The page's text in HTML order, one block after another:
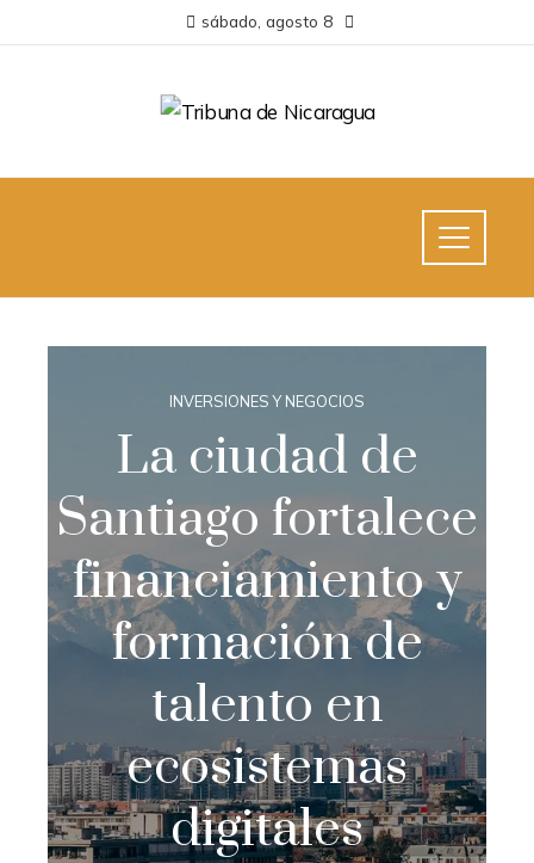
sábado, agosto 8
INVERSIONES Y NEGOCIOS
La ciudad de
Santiago fortalece
financiamiento y
formación de
talento en
ecosistemas
digitales